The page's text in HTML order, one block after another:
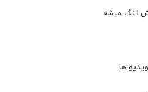
تنگ میشه
ها